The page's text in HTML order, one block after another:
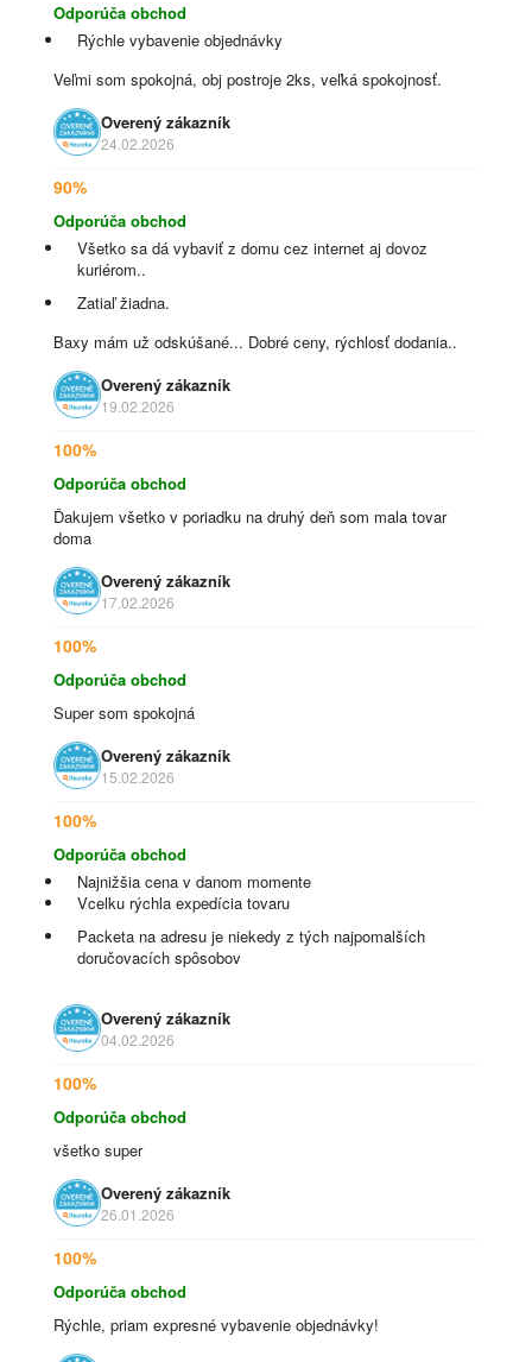
Odporúča obchod
Rýchle vybavenie objednávky
Veľmi som spokojná, obj postroje 2ks, veľká spokojnosť.
Overený zákazník
24.02.2026
90%
Odporúča obchod
Všetko sa dá vybaviť z domu cez internet aj dovoz
kuriérom..
Zatiaľ žiadna.
Baxy mám už odskúšané... Dobré ceny, rýchlosť dodania..
Overený zákazník
19.02.2026
100%
Odporúča obchod
Ďakujem všetko v poriadku na druhý deň som mala tovar
doma
Overený zákazník
17.02.2026
100%
Odporúča obchod
Super som spokojná
Overený zákazník
15.02.2026
100%
Odporúča obchod
Najnižšia cena v danom momente
Vcelku rýchla expedícia tovaru
Packeta na adresu je niekedy z tých najpomalších
doručovacích spôsobov
Overený zákazník
04.02.2026
100%
Odporúča obchod
všetko super
Overený zákazník
26.01.2026
100%
Odporúča obchod
Rýchle, priam expresné vybavenie objednávky!